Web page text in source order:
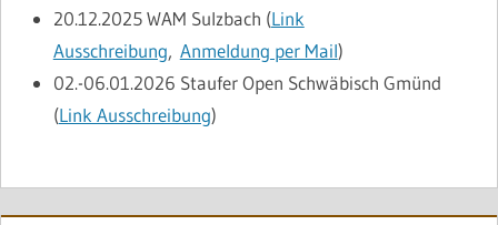
20.12.2025WAM Sulzbach (Link
Ausschreibung, Anmeldung per Mail)
02.-06.01.2026 Staufer Open Schwäbisch Gmünd
(Link Ausschreibung)